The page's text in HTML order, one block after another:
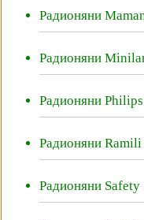
Радионяни
Радионяни
Радионяни Philips
Радионяни Ramili
Радионяни Safety